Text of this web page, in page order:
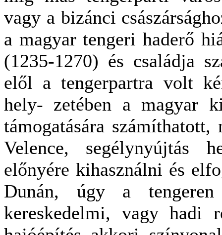
vagy a bizánci
a magyar tengeri haderő
(1235-1270) és családja
elől a tengerpartra volt
hely- zetében a magyar
támogatására
Velence, segélynyújtás
előnyére kihasználni és
Dunán, úgy a
kereskedelmi, vagy hadi